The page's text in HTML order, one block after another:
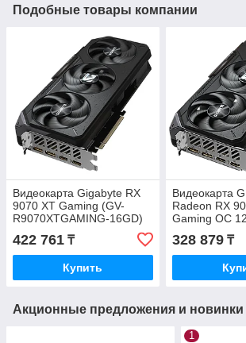
Подобные товары компании
Видеокарта Gigabyte RX
9070 XT Gaming (GV-
R9070XTGAMING-16GD)
422 761 ₸
Купить
Видеокарта
Radeon RX
Gaming OC
12GD)
328 879₸
Акционные предложения и новинки
1